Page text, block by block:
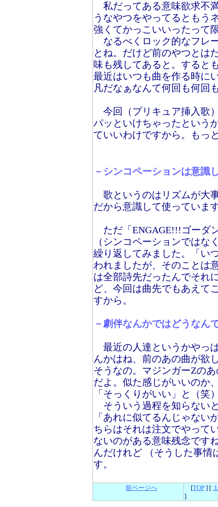
私だってある意味欲求不
うなやつをやってるともう
強くてかっこいいったって
なるべくロック的なフレ
とね。だけど前のやつとは
味も残してあると。すると
最近はいつも曲を作る時に
凡だなぁなんて何回も何回
今回（プリキュア挿入歌
パッといけちゃったという
ていいわけですから。もっ
－シンコペーションは意識
歌というのはリズムが大
だから意識して使っていま
ただ「ENGAGE!!!ゴーダ
（シンコペーションではな
繰り返してみました。「い
われましたが、そのことは
は全部詩先だったんでそれ
ど、今回は曲先でもあえて
すから。
－劇伴なんかではどうなん
最近の人達というかやっ
んかはね、前のあの曲が欲
そうなの。マジンガーZの
だよ。似た感じがいいのか
「そっくりがいい」と（笑
そういう過程を知らない
「あれに似てるんじゃない
ちらはそれは注文でやって
ないのがある意味残念です
んだけれど （そうした事情
す。
前ページへ [TOP ] [
]